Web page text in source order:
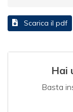
Scarica il pdf
Hai
Basta